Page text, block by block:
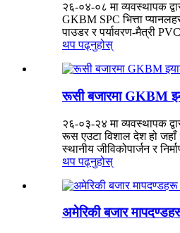
२६-०४-०८ मा व्यवस्थापक
GKBM SPC भित्ता
पाउडर र पर्यावरण-मैत्री
थप पढ्नुहोस्
रूसी बजारमा GKBM
२६-०३-२४ मा व्यवस्थापक
रूस एउटा विशाल देश हो जहाँ
स्थानीय जीविकोपार्जन र
थप पढ्नुहोस्
अमेरिकी बजार